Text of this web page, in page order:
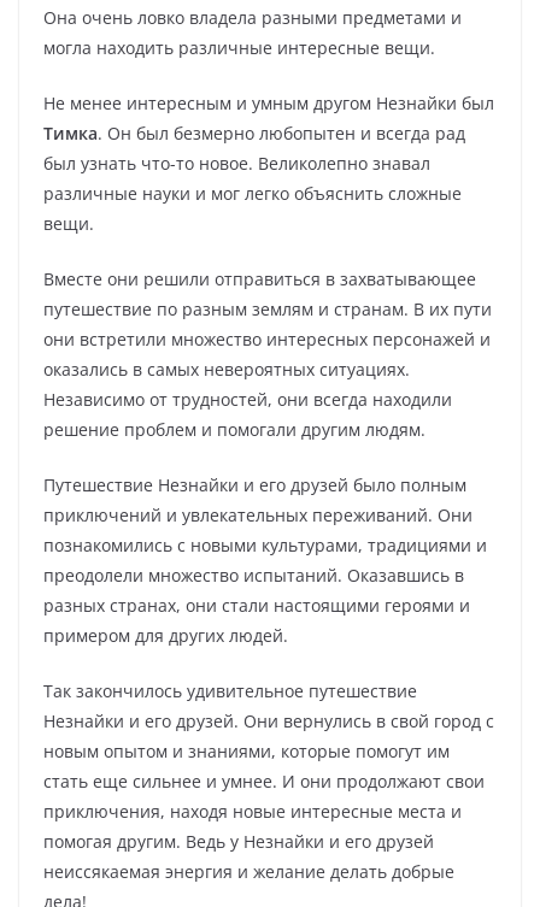
Она очень ловко владела разными предметами и
могла находить различные интересные вещи.
Не менее интересным и умным другом Незнайки был
Тимка. Он был безмерно любопытен и всегда рад
был узнать что-то новое. Великолепно знавал
различные науки и мог легко объяснить сложные
вещи.
Вместе они решили отправиться в захватывающее
путешествие по разным землям и странам. В их пути
они встретили множество интересных персонажей и
оказались в самых невероятных ситуациях.
Независимо от трудностей, они всегда находили
решение проблем и помогали другим людям.
Путешествие Незнайки и его друзей было полным
приключений и увлекательных переживаний. Они
познакомились с новыми культурами, традициями и
преодолели множество испытаний. Оказавшись в
разных странах, они стали настоящими героями и
примером для других людей.
Так закончилось удивительное путешествие
Незнайки и его друзей. Они вернулись в свой город с
новым опытом и знаниями, которые помогут им
стать еще сильнее и умнее. И они продолжают свои
приключения, находя новые интересные места и
помогая другим. Ведь у Незнайки и его друзей
неиссякаемая энергия и желание делать добрые
дела!